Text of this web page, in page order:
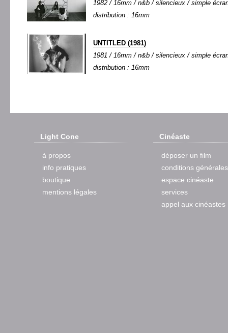
1982 / 16mm / n&b / silencieux / simple
distribution : 16mm
UNTITLED (1981)
1981 / 16mm / n&b / silencieux / simple
distribution : 16mm
Light Cone
à propos
info pratiques
boutique
mentions légales
Cinéaste
déposer un film
conditions générales
espace cinéaste
services
appel aux cinéastes